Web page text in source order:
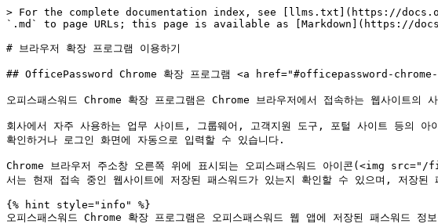
> For the complete documentation index, see [llms.txt](https://docs.officepassword.kr/llms.txt). Markdown versions of documentation pages are available by appending `.md` to page URLs; this page is available as [Markdown](https://docs.officepassword.kr/using-officepassword/using-browser-extensions.md).

# 브라우저 확장 프로그램 이용하기

## OfficePassword Chrome 확장 프로그램 <a href="#officepassword-chrome-extension" id="officepassword-chrome-extension"></a>

오피스패스워드 Chrome 확장 프로그램은 Chrome 브라우저에서 접속하는 웹사이트의 사용자 로그인 정보를 오피스패스워드와 연결하여 더 빠르고 안전하게 사용할 수 있도록 도와주는 도구입니다.

회사에서 자주 사용하는 업무 사이트, 그룹웨어, 고객지원 도구, 포털 사이트 등의 아이디와 비밀번호를 오피스패스워드에 저장해 두면, 다음에 해당 사이트에 접속했을 때 확장 프로그램을 통해 저장된 계정을 확인하거나 로그인 화면에 자동으로 입력할 수 있습니다.

Chrome 브라우저 주소창 오른쪽 위에 표시되는 오피스패스워드 아이콘(<img src="/files/Jh8bVxxKCPrR0ewgWZYo" alt="" data-size="line">)을 클릭하면 작은 확장 프로그램 창이 열립니다. 이 창에서는 현재 접속 중인 웹사이트에 저장된 패스워드가 있는지 확인할 수 있으며, 저장된 패스워드가 없을 경우 새 패스워드를 생성할 수 있습니다.

{% hint style="info" %}
오피스패스워드 Chrome 확장 프로그램은 오피스패스워드 웹 앱에 저장된 패스워드 정보를 Chrome 브라우저에서 편리하게 사용할 수 있도록 연결해 주는 보조 도구입니다. 패스워드의 생성, 수정, 공유, 관리와 같은 세부 작업은 OfficePassword 웹 앱에서 수행할 수 있습니다.
{% endhint %}

***

### Chrome 확장 프로그램 설치하기 <a href="#installing-chrome-extensions" id="installing-chrome-extensions"></a>

오피스패스워드 크롬 확장 프로그램을 설치하려면, 브라우저에서 [크롬 웹 스토어로 사이트](https://chromewebstore.google.com/)에서 **OfficePassword**를 검색해서 설치하거나 아래 링크를 통해 직접 이동하여 설치할 수 있습니다.&#x20;

[**오피스패스워드 크롬 확장 프로그램 설치 링크**](https://chromewebstore.google.com/detail/officepassword/gdnfdmibnobmbelpfnkggljloodffmph?hl=ko\&utm_source=ext_sidebar)

<figure><img src="/files/nfcKN2mljOIIuznK4fFJ" alt=""><figcaption><p>OfficePassword 크롬 확장 프로그램 설치 페이지 화면</p></figcaption></figure>

{% hint style="warning" %}
크롬 웹 스토어에서 OfficePassword를 검색할 때는 영어로 검색해야 합니다.&#x20;
{% endhint %}

1. OfficePassword 확장 프로그램 페이지에 접속하면 오른쪽 위의 **Chrome에 추가** 버튼을 클릭합니다.
2. Chrome에서 확장 프로그램 추가 여부를 확인하는 창이 표시됩니다. 이 창에는 OfficePassword 확장 프로그램이 사용할 권한이 함께 표시됩니다. 권한 내용을 확인한 뒤 **확장 프로그램 추가**를 클릭합니다.

<figure><img src="/files/GN5gcQ3NgTWqiOGw8FDD" alt=""><figcaption><p>확장 프로그램 추가 버튼을 눌러 설치합니다.</p></figcaption></figure>

3. 설치가 완료되면 Chrome 브라우저 주소창 오른쪽 확장 프로그램 영역에 OfficePassword 아이콘(<img src="/files/gDHTdjNNVMWLFeuxT5c7" alt="" data-size="line">)이 추가됩니다.&#x20;

{% hint style="info" %}
설치 확인 창에 “모든 웹사이트에 있는 전체 내 데이터 읽기 및 변경”과 같은 권한 안내가 표시될 수 있습니다. 이 권한은 사용자가 접속한 사이트의 로그인 페이지의 아이디·비밀번호 입력란을 감지하고, 사용자가 선택한 패스워드 정보를 입력란에 채워 넣기 위해 필요합니다.
{% endhint %}

{% hint style="warning" %}
**OfficePassword 아이콘이 Chrome 오른쪽 확장 프로그램 영역에 보이지 않는 경우**, **Chrome의 확장 프로그램 메뉴에서 OfficePassword를 고정하세요.** 아이콘을 고정해 두면 로그인 페이지에서 더 빠르게 확장 프로그램을 열 수 있습니다.

<p align="center"><img src="/files/hoPlkFpzZVO7e6sPTbMH" alt="" data-size="original"></p>

{% endhint %}

***

### 처음 실행하기 <a href="#first-run" id="first-run"></a>

설치 후 Chrome 오른쪽 위의 **OfficePassword 아이콘**을 클릭합니다.

1. 처음 실행하면 “OfficePassword에 오신 것을 환영합니다” 화면이 표시됩니다. 이 화면에서 **오피스넥스트 계정으로 로그인**을 클릭합니다.

<figure><img src="/files/VWykGFjZ53EB3TEtK3bi" alt="" width="357"><figcaption><p>오피스패스워드 아이콘을 눌러 로그인을 할 수 있습니다.</p></figcaption></figure>

2. &#x20;버튼을 클릭하면 OfficePassword 로그인 화면이 새 창 또는 새 탭으로 열립니다. 로그인 화면에서는 조직에서 사용하는 인증 방식에 따라 **오피스챗 통합 로그인** 또는 **오피스넥스트로 로그인**을 선택하여 로그인할 수 있습니다.

<figure><img src="/files/fvUlQG0gvimAMyLw4cEE" alt=""><figcaption><p>새 탭에서 OfficePassword 로그인을 합니다.</p></figcaption></figure>

3. 로그인이 완료되면 저장된 패스워드를 사용하기 위해 **마스터 비밀번호** 입력 화면이 표시됩니다.

<figure><img src="/files/95aALEX2CdufNsBHKD2F" alt=""><figcaption><p>마스터 비밀번호를 입력하고 OfficePassword에 로그인을 합니다.</p></figcaption></figure>

4. 마스터 비밀번호를 입력한 뒤 **잠금 해제** 또는 **확인** 버튼을 클릭합니다.
5. 마스터 비밀번호 인증이 완료되면 OfficePassword에 저장된 패스워드 정보를 Chrome 확장 프로그램에서 사용할 수 있습니다.

<figure><img src="/files/8aU5PoRdJ07XRD0tlry8" alt=""><figcaption><p>OfficePassword에 로그인한 화면</p></figcaption></figure>

{% hint style="info" %}
OfficePassword 계정 로그인과 마스터 비밀번호 입력은 서로 다른 단계입니다. **계정 로그인**은 사용자가 OfficePassword 서비스에 접근할 수 있는지 확인하는 과정이고, **마스터 비밀번호 입력**은 저장된 패스워드 정보를 복호화하여 사용할 수 있도록 잠금을 해제하는 과정입니다.
{% endhint %}

***

### OfficePassword 웹 앱 화면 확인하기 <a href="#check-the-officepassword-web-app-screen" id="check-the-officepassword-web-app-screen"></a>

로그인과 마스터 비밀번호 잠금 해제가 완료되면 OfficePassword 웹 앱 화면으로 이동합니다.

OfficePassword 웹 앱에서는 저장된 패스워드 목록을 확인할